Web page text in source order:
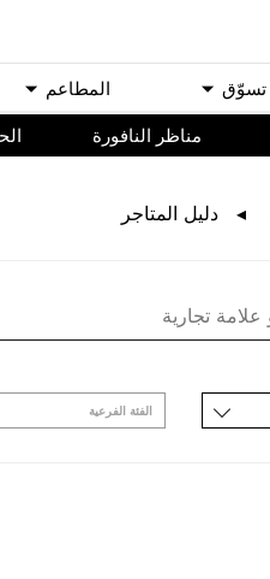
ﺗﺴﻮّﻕ اﻟﻤﻄﺎﻋﻢ
مناظر النافورة
ﺩﻟﻴﻞ اﻟﻤﺘﺎﺟﺮ
اﻟﻔﺌﺔ اﻟﻔﺮﻋﻴﺔ